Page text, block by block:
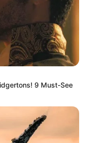
artificiais, se
que possa ser
9 Must-See